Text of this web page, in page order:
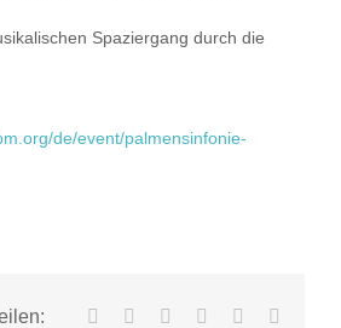
Spaziergang durch die
de/event/palmensinfonie-
Facebook LinkedInWhatsApp
Tumblr